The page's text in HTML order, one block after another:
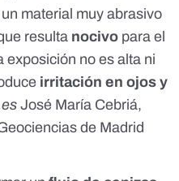
un material muy abrasivo
resulta nocivo para el
exposición no es alta ni
irritación en ojos y
José María Cebriá,
de Madrid